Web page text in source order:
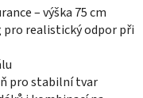
– výška 75 cm
realistický odpor při
pro stabilní tvar